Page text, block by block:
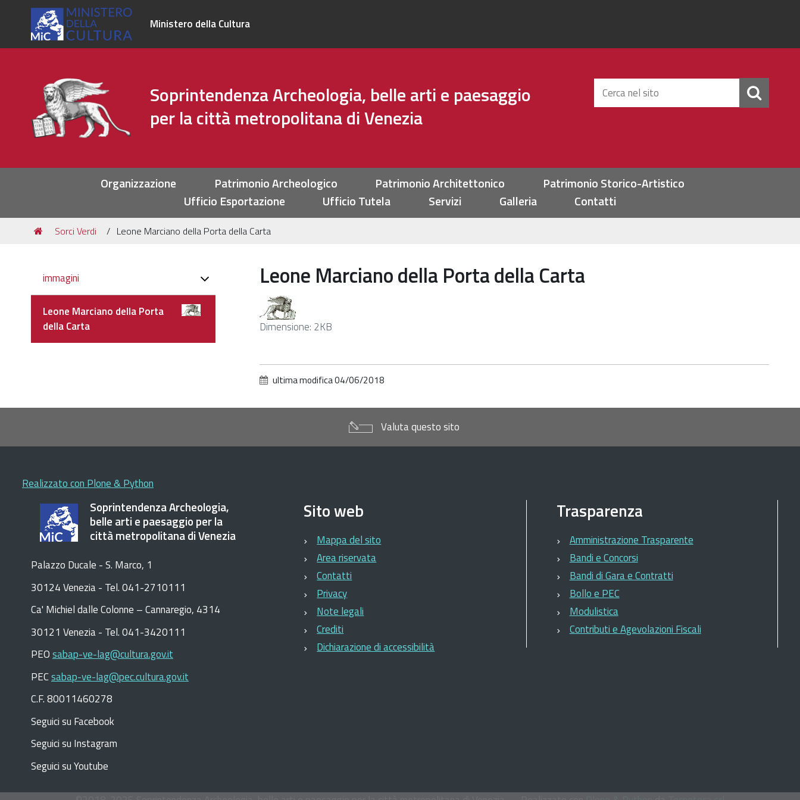
Ministero della Cultura
Soprintendenza Archeologia, belle arti e paesaggio
per la città metropolitana di Venezia
Cerca
nel
Organizzazione Patrimonio Archeologico Patrimonio Architettonico
Patrimonio Storico-Artistico
Ufficio Esportazione
Ufficio Tutela Servizi Galleria Contatti
Tu
sei
Sorci Verdi Leone Marciano della Porta della Carta
Leone Marciano della Porta della Carta
Clicca
alle
Dimensione: 2KB
ultima modifica04/06/2018
Navigazione
immagini
Leone Marciano della Porta
della Carta
Valuta questo sito
Realizzato con Plone & Python
Soprintendenza Archeologia,
belle arti e paesaggio per la
città metropolitana di Venezia
Palazzo Ducale - S. Marco, 1
30124 Venezia - Tel. 041-2710111
Ca' Michiel dalle Colonne – Cannaregio, 4314
30121 Venezia - Tel. 041-3420111
PEOsabap-ve-lag@cultura.gov.it
PECsabap-ve-lag@pec.cultura.gov.it
C.F. 80011460278
Seguici su Facebook
Seguici su Instagram
Seguici su Youtube
Sito web
Mappa del sito
Area riservata
Contatti
Privacy
Note legali
Crediti
Dichiarazione di accessibilità
Trasparenza
Amministrazione Trasparente
Bandi e Concorsi
Bandi di Gara e Contratti
Bollo e PEC
Modulistica
Contributi e Agevolazioni Fiscali